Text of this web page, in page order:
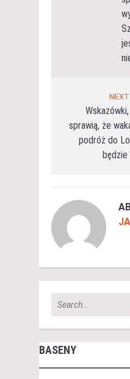
sprawią, że
podróż do
będzie
BASENY